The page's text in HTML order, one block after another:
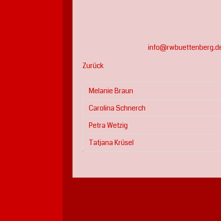
Zurück
Melanie Braun
Carolina Schnerch
Petra Wetzig
Tatjana Krüsel